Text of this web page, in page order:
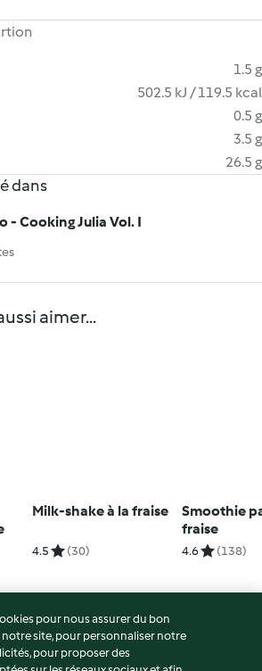
1.5 g
502.5 kJ / 119.5 kcal
0.5 g
3.5 g
26.5 g
dans
- Cooking Julia Vol. I
aimer...
Milk-shake à la fraise
4.5 (30)
Smoothie
fraise
4.6 (138)
pour nous assurer du bon
site, pour personnaliser notre
pour proposer des